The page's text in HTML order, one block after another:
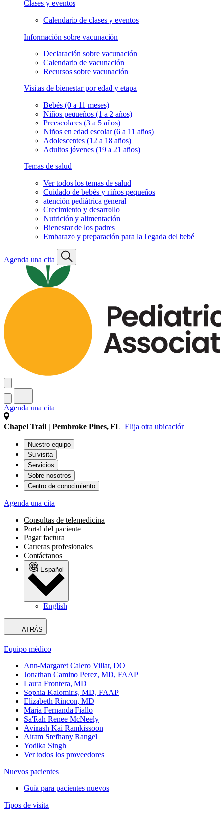
Clases y eventos
Calendario de clases y eventos
Información sobre vacunación
Declaración sobre vacunación
Calendario de vacunación
Recursos sobre vacunación
Visitas de bienestar por edad y etapa
Bebés (0 a 11 meses)
Niños pequeños (1 a 2 años)
Preescolares (3 a 5 años)
Niños en edad escolar (6 a 11 años)
Adolescentes (12 a 18 años)
Adultos jóvenes (19 a 21 años)
Temas de salud
Ver todos los temas de salud
Cuidado de bebés y niños pequeños
atención pediátrica general
Crecimiento y desarrollo
Nutrición y alimentación
Bienestar de los padres
Embarazo y preparación para la llegada del bebé
Agenda una cita
Agenda una cita
Chapel Trail | Pembroke Pines, FL Elija otra ubicación
Nuestro equipo
Su visita
Servicios
Sobre nosotros
Centro de conocimiento
Agenda una cita
Consultas de telemedicina
Portal del paciente
Pagar factura
Carreras profesionales
Contáctanos
Español
English
ATRÁS
Equipo médico
Ann-Margaret Calero Villar, DO
Jonathan Camino Perez, MD, FAAP
Laura Frontera, MD
Sophia Kalomiris, MD, FAAP
Elizabeth Rincon, MD
Maria Fernanda Fiallo
Sa'Rah Renee McNeely
Avinash Kai Ramkissoon
Airam Stefhany Rangel
Yodika Singh
Ver todos los proveedores
Nuevos pacientes
Guía para pacientes nuevos
Tipos de visita